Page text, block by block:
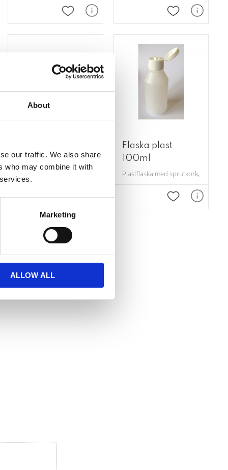
About
our traffic. We also share
who may combine it with
Marketing
ALLOW ALL
Lägg till i favoriter Lägg till i
ca 300ml.200 ml
Flaska i vit plast. 200ml.
Lägg till i favoriter
Flaska plast
100ml
Plastflaska med sprutkork, mjölkvit.
Lägg till i